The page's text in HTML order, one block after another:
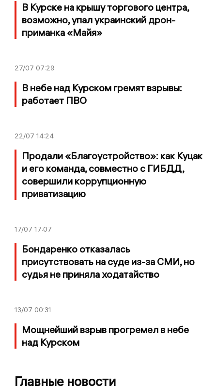
В Курске на крышу торгового центра,
возможно, упал украинский дрон-
приманка «Майя»
27/07 07:29
В небе над Курском гремят взрывы:
работает ПВО
22/07 14:24
Продали «Благоустройство»: как Куцак
и его команда, совместно с ГИБДД,
совершили коррупционную
приватизацию
17/07 17:07
Бондаренко отказалась
присутствовать на суде из-за СМИ, но
судья не приняла ходатайство
13/07 00:31
Мощнейший взрыв прогремел в небе
над Курском
Главные новости